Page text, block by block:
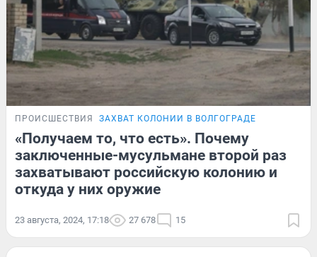
ПРОИСШЕСТВИЯ ЗАХВАТ КОЛОНИИ В ВОЛГОГРАДЕ
«Получаем то, что есть». Почему
заключенные-мусульмане второй раз
захватывают российскую колонию и
откуда у них оружие
23 августа, 2024, 17:18 27 678 15